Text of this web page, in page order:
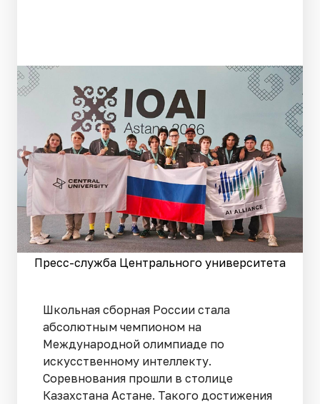
Пресс-служба Центрального университета
Школьная сборная России стала
абсолютным чемпионом на
Международной олимпиаде по
искусственному интеллекту.
Соревнования прошли в столице
Казахстана Астане. Такого достижения